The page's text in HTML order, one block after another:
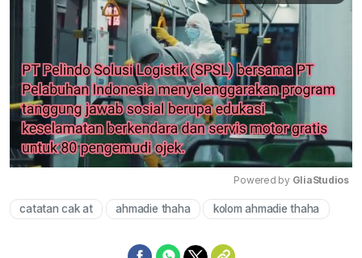
Mute
Powered by GliaStudios
catatan cak at ahmadie thaha kolom ahmadie thaha